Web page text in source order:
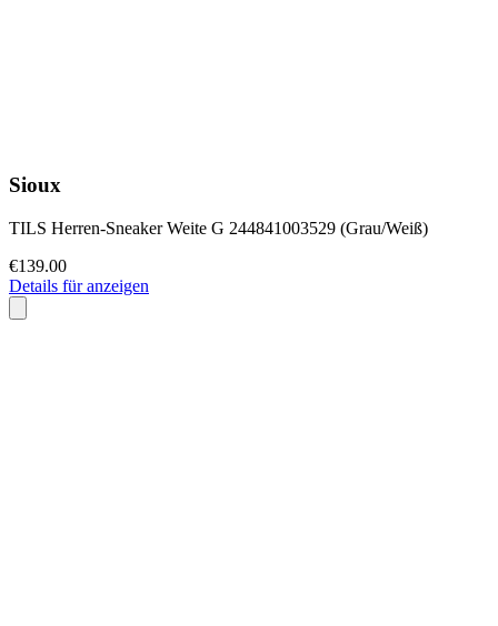
Sioux
TILS Herren-Sneaker Weite G 244841003529 (Grau/Weiß)
€139.00
Details für anzeigen